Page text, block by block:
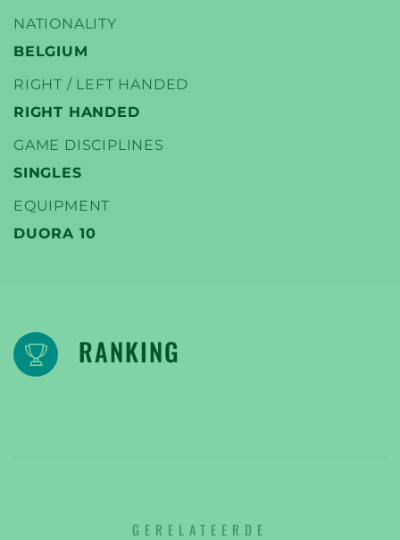
NATIONALITY
BELGIUM
RIGHT / LEFT HANDED
RIGHT HANDED
GAME DISCIPLINES
SINGLES
EQUIPMENT
DUORA 10
RANKING
GERELATEERDE